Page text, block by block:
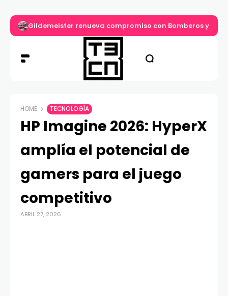
Gildemeister renueva compromiso con Bomberos y
HOME TECNOLOGÍA
HP Imagine 2026: HyperX
amplía el potencial de
gamers para el juego
competitivo
ABRIL 27, 2026